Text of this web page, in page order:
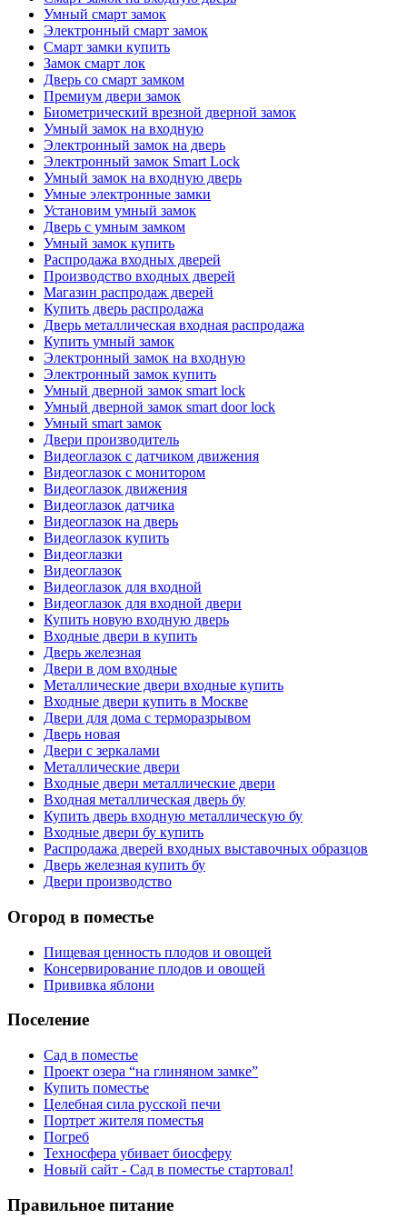
Умный смарт замок
Электронный смарт замок
Смарт замки купить
Замок смарт лок
Дверь со смарт замком
Премиум двери замок
Биометрический врезной дверной замок
Умный замок на входную
Электронный замок на дверь
Электронный замок Smart Lock
Умный замок на входную дверь
Умные электронные замки
Установим умный замок
Дверь с умным замком
Умный замок купить
Распродажа входных дверей
Производство входных дверей
Магазин распродаж дверей
Купить дверь распродажа
Дверь металлическая входная распродажа
Купить умный замок
Электронный замок на входную
Электронный замок купить
Умный дверной замок smart lock
Умный дверной замок smart door lock
Умный smart замок
Двери производитель
Видеоглазок с датчиком движения
Видеоглазок с монитором
Видеоглазок движения
Видеоглазок датчика
Видеоглазок на дверь
Видеоглазок купить
Видеоглазки
Видеоглазок
Видеоглазок для входной
Видеоглазок для входной двери
Купить новую входную дверь
Входные двери в купить
Дверь железная
Двери в дом входные
Металлические двери входные купить
Входные двери купить в Москве
Двери для дома с терморазрывом
Дверь новая
Двери с зеркалами
Металлические двери
Входные двери металлические двери
Входная металлическая дверь бу
Купить дверь входную металлическую бу
Входные двери бу купить
Распродажа дверей входных выставочных образцов
Дверь железная купить бу
Двери производство
Огород в поместье
Пищевая ценность плодов и овощей
Консервирование плодов и овощей
Прививка яблони
Поселение
Сад в поместье
Проект озера “на глиняном замке”
Купить поместье
Целебная сила русской печи
Портрет жителя поместья
Погреб
Техносфера убивает биосферу
Новый сайт - Сад в поместье стартовал!
Правильное питание